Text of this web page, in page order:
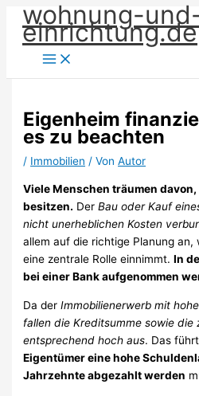
Zum
Inhalt
springen
wohnung-
einrichtung.de
Eigenheim
es zu beachten
/ Immobilien / VonAutor
Viele Menschen träumen davon,
besitzen. DerBau oder Kauf
nicht unerheblichen Kosten
allem auf die richtige Planung an,
eine zentrale Rolle einnimmt.In
bei einer Bank aufgenommen
Da derImmobilienerwerb mit
fallen die Kreditsumme sowie die
entsprechend hoch aus. Das
Eigentümer eine hohe
Jahrzehnte abgezahlt werden